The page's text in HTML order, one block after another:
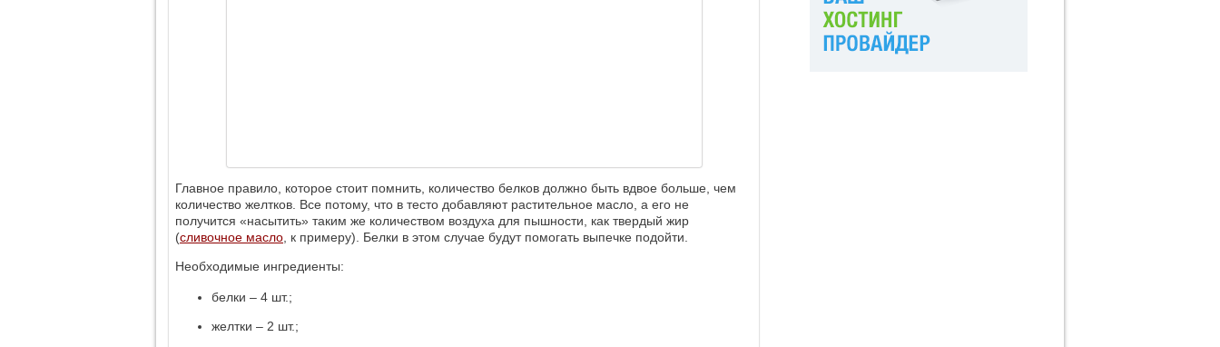
Главное правило, которое стоит помнить, количество белков должно быть вдвое больше, чем
количество желтков. Все потому, что в тесто добавляют растительное масло, а его не
получится «насытить» таким же количеством воздуха для пышности, как твердый жир
(сливочное масло , к примеру). Белки в этом случае будут помогать выпечке подойти.
Необходимые ингредиенты:
белки ‒ 4 шт.;
желтки ‒ 2 шт.;